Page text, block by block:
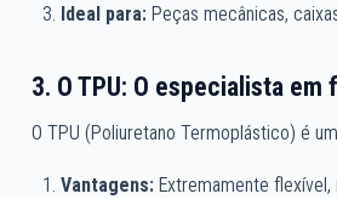
Ideal para:Peças mecânicas,
3. O TPU: O especialista em
O TPU (Poliuretano Termoplástico) é
Vantagens:Extremamente flexível,